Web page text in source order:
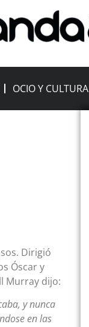
OCIO Y CULTURA
Dirigió
Óscar y
Murray dijo:
y nunca
en las